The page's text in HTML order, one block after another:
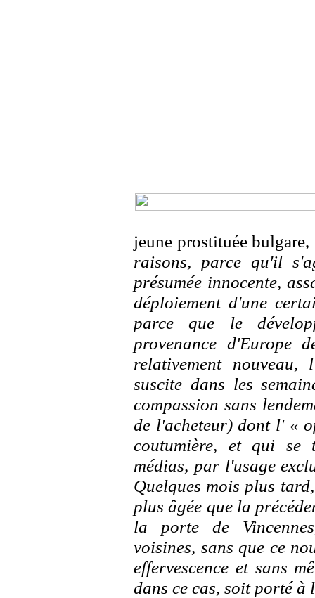
jeune prostituée
raisons, parce qu'il
présumée innocente,
déploiement d'une
parce que le
provenance d'Europe
relativement nouveau,
suscite dans les
compassion sans
de l'acheteur) dont l' «
coutumière, et qui se
médias, par l'usage
Quelques mois plus
plus âgée que la
la porte de
voisines, sans que ce
effervescence et sans
dans ce cas, soit porté